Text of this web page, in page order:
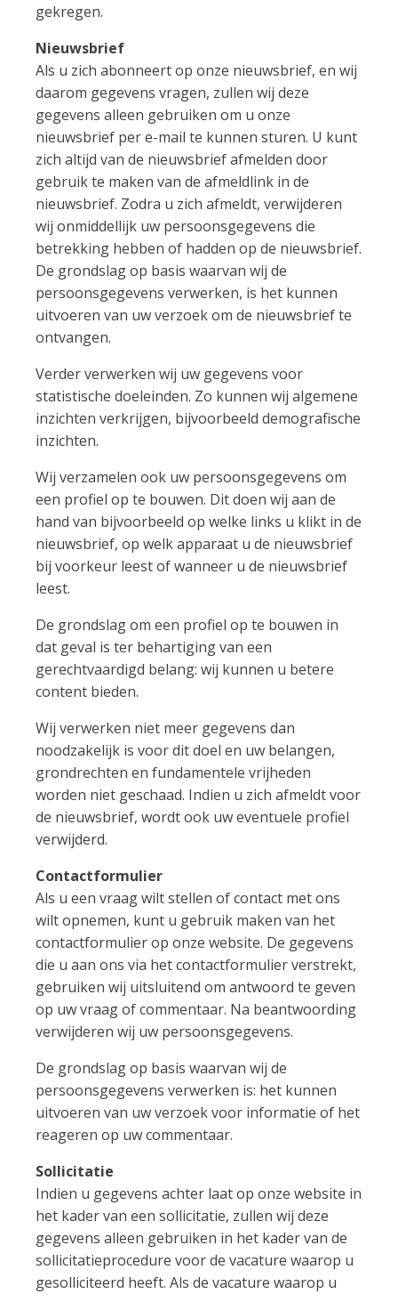
gekregen.
Nieuwsbrief
Als u zich abonneert op onze nieuwsbrief, en wij
daarom gegevens vragen, zullen wij deze
gegevens alleen gebruiken om u onze
nieuwsbrief per e-mail te kunnen sturen. U kunt
zich altijd van de nieuwsbrief afmelden door
gebruik te maken van de afmeldlink in de
nieuwsbrief. Zodra u zich afmeldt, verwijderen
wij onmiddellijk uw persoonsgegevens die
betrekking hebben of hadden op de nieuwsbrief.
De grondslag op basis waarvan wij de
persoonsgegevens verwerken, is het kunnen
uitvoeren van uw verzoek om de nieuwsbrief te
ontvangen.
Verder verwerken wij uw gegevens voor
statistische doeleinden. Zo kunnen wij algemene
inzichten verkrijgen, bijvoorbeeld demografische
inzichten.
Wij verzamelen ook uw persoonsgegevens om
een profiel op te bouwen. Dit doen wij aan de
hand van bijvoorbeeld op welke links u klikt in de
nieuwsbrief, op welk apparaat u de nieuwsbrief
bij voorkeur leest of wanneer u de nieuwsbrief
leest.
De grondslag om een profiel op te bouwen in
dat geval is ter behartiging van een
gerechtvaardigd belang: wij kunnen u betere
content bieden.
Wij verwerken niet meer gegevens dan
noodzakelijk is voor dit doel en uw belangen,
grondrechten en fundamentele vrijheden
worden niet geschaad. Indien u zich afmeldt voor
de nieuwsbrief, wordt ook uw eventuele profiel
verwijderd.
Contactformulier
Als u een vraag wilt stellen of contact met ons
wilt opnemen, kunt u gebruik maken van het
contactformulier op onze website. De gegevens
die u aan ons via het contactformulier verstrekt,
gebruiken wij uitsluitend om antwoord te geven
op uw vraag of commentaar. Na beantwoording
verwijderen wij uw persoonsgegevens.
De grondslag op basis waarvan wij de
persoonsgegevens verwerken is: het kunnen
uitvoeren van uw verzoek voor informatie of het
reageren op uw commentaar.
Sollicitatie
Indien u gegevens achter laat op onze website in
het kader van een sollicitatie, zullen wij deze
gegevens alleen gebruiken in het kader van de
sollicitatieprocedure voor de vacature waarop u
gesolliciteerd heeft. Als de vacature waarop u